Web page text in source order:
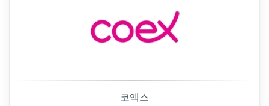
코엑스